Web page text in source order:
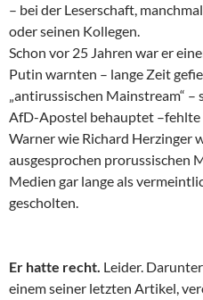
– bei der Leserschaft,
oder seinen Kollegen.
Schon vor 25 Jahren war er
Putin warnten – lange Zeit
„antirussischen Mainstream“ –
AfD-Apostel behauptet –fehlte
Warner wie Richard Herzinger
ausgesprochen prorussischen
Medien gar lange als
gescholten.
Er hatte recht. Leider.
einem seiner letzten Artikel,